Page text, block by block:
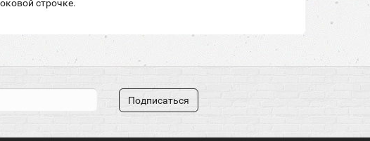
строчке.
Подписаться